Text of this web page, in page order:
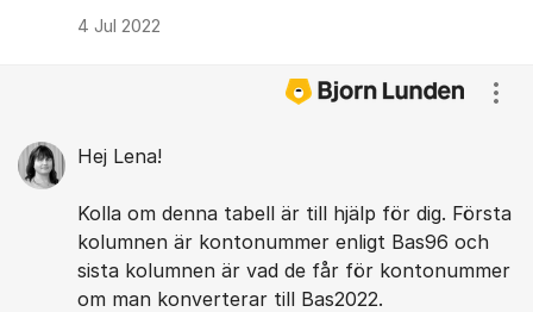
4 Jul 2022
Hej Lena!
Kolla om denna tabell är till hjälp för dig. Första
kolumnen är kontonummer enligt Bas96 och
sista kolumnen är vad de får för kontonummer
om man konverterar till Bas2022.